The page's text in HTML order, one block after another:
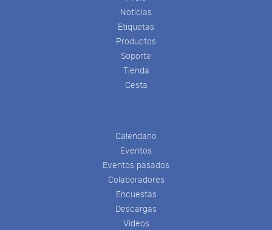
Noticias
Etiquetas
Productos
Soporte
Tienda
Cesta
Calendario
Eventos
Eventos pasados
Colaboradores
Encuestas
Descargas
Videos